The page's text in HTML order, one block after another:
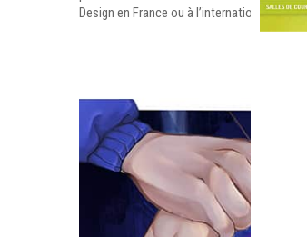
Design en France ou à l’international, sous